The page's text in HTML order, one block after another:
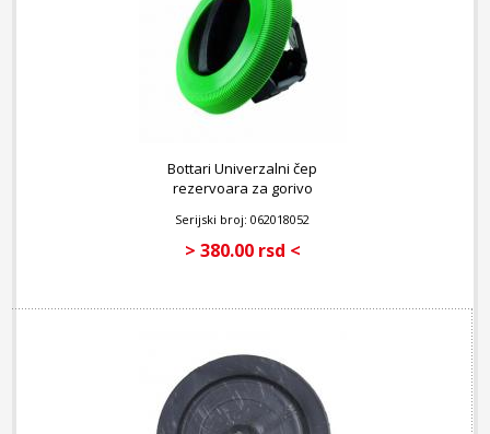
Bottari Univerzalni čep
rezervoara za gorivo
Serijski broj: 062018052
> 380.00 rsd <